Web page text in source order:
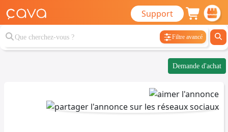
Support
Filtre avancé
Demande d'achat